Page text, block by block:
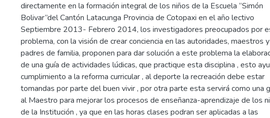
directamente en la formación integral de los niños de la Escuela “Simón
Bolivar”del Cantón Latacunga Provincia de Cotopaxi en el año lectivo
Septiembre 2013- Febrero 2014, los investigadores preocupados por
problema, con la visión de crear conciencia en las autoridades, maestros y
padres de familia, proponen para dar solución a este problema la
de una guía de actividades lúdicas, que practique esta disciplina , esto
cumplimiento a la reforma curricular , al deporte la recreación debe estar
tomandas por parte del buen vivir , por otra parte esta servirá como una
al Maestro para mejorar los procesos de enseñanza-aprendizaje de los
de la Institución , ya que en las horas clases podran ser aplicadas a las